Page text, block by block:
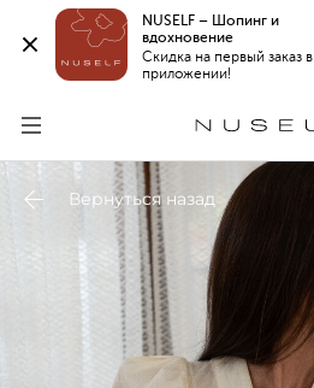
NUSELF – Шопинг и
вдохновение
Скидка на первый заказ в
приложении!
Вернуться назад